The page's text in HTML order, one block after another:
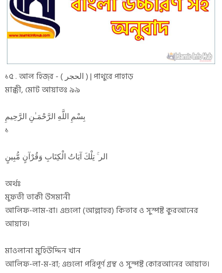
১৫ . আল হিজ্‌র - ( الحجر ) | পাথুরে পাহাড়
মাক্কী, মোট আয়াতঃ ৯৯
بِسْمِ اللَّهِ الرَّحْمَـٰنِ الرَّحِيمِ
১
الر ۚ تِلْكَ آيَاتُ الْكِتَابِ وَقُرْآنٍ مُّبِينٍ
অর্থঃ
মুফতী তাকী উসমানী
আলিফ-লাম-রা। এগুলো (আল্লাহর) কিতাব ও সুস্পষ্ট কুরআনের
আয়াত।
মাওলানা মুহিউদ্দিন খান
আলিফ-লা-ম-রা; এগুলো পরিপূর্ণ গ্রন্থ ও সুস্পষ্ট কোরআনের আয়াত।